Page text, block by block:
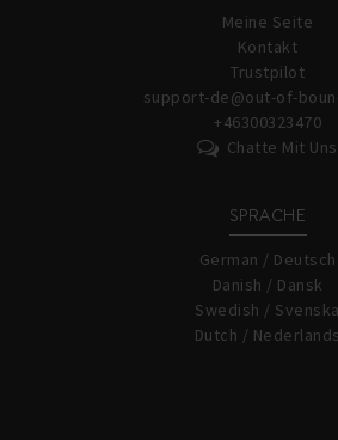
Meine Seite
Kontakt
Trustpilot
support-de@out-of-
+46300323470
Chatte Mit Uns
SPRACHE
German / Deutsch
Danish / Dansk
Swedish / Svenska
Dutch / Nederlands